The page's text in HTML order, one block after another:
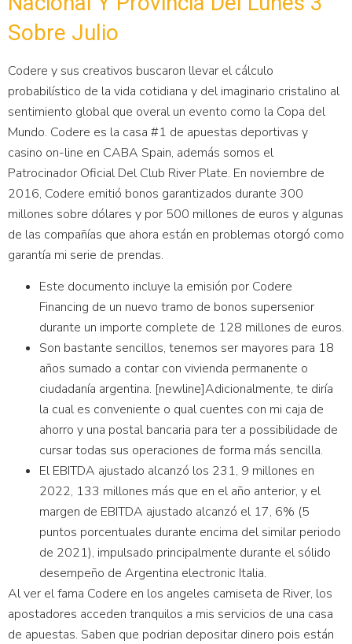
Sobre Julio
Codere y sus creativos buscaron llevar el cálculo
probabilístico de la vida cotidiana y del imaginario cristalino al
sentimiento global que overal un evento como la Copa del
Mundo. Codere es la casa #1 de apuestas deportivas y
casino on-line en CABA Spain, además somos el
Patrocinador Oficial Del Club River Plate. En noviembre de
2016, Codere emitió bonos garantizados durante 300
millones sobre dólares y por 500 millones de euros y algunas
de las compañías que ahora están en problemas otorgó como
garantía mi serie de prendas.
Este documento incluye la emisión por Codere
Financing de un nuevo tramo de bonos supersenior
durante un importe complete de 128 millones de euros.
Son bastante sencillos, tenemos ser mayores para 18
años sumado a contar con vivienda permanente o
ciudadanía argentina. [newline]Adicionalmente, te diría
la cual es conveniente o qual cuentes con mi caja de
ahorro y una postal bancaria para ter a possibilidade de
cursar todas sus operaciones de forma más sencilla.
El EBITDA ajustado alcanzó los 231, 9 millones en
2022, 133 millones más que en el año anterior, y el
margen de EBITDA ajustado alcanzó el 17, 6% (5
puntos porcentuales durante encima del similar periodo
de 2021), impulsado principalmente durante el sólido
desempeño de Argentina electronic Italia.
Al ver el fama Codere en los angeles camiseta de River, los
apostadores acceden tranquilos a mis servicios de una casa
de apuestas. Saben que podrian depositar dinero pois están